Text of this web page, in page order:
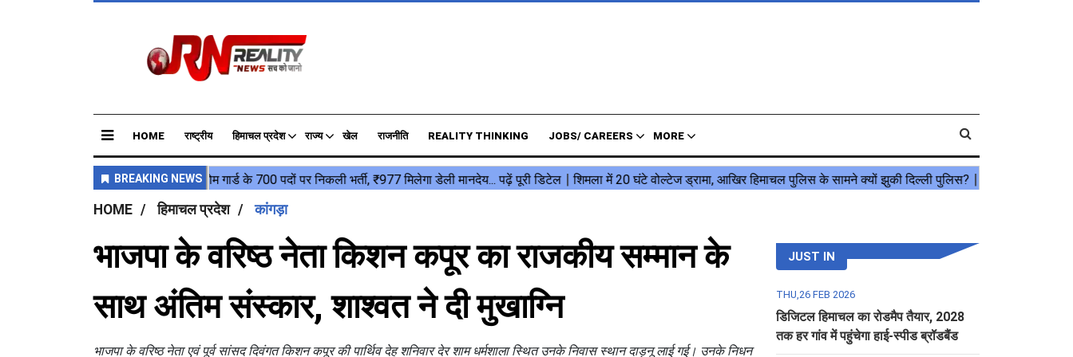
HOME राष्ट्रीय हिमाचल प्रदेश राज्य खेल राजनीति REALITY THINKING JOBS/ CAREERS MORE
HOME हिमाचल प्रदेश कांगड़ा
भाजपा के वरिष्ठ नेता किशन कपूर का राजकीय सम्मान के
साथ अंतिम संस्कार, शाश्वत ने दी मुखाग्नि
भाजपा के वरिष्ठ नेता एवं पूर्व सांसद दिवंगत किशन कपूर की पार्थिव देह शनिवार देर शाम धर्मशाला स्थित उनके निवास स्थान दाड़नू लाई गई। उनके निधन
JUST IN
THU,26 FEB 2026
डिजिटल हिमाचल का रोडमैप तैयार, 2028
तक हर गांव में पहुंचेगा हाई-स्पीड ब्रॉडबैंड